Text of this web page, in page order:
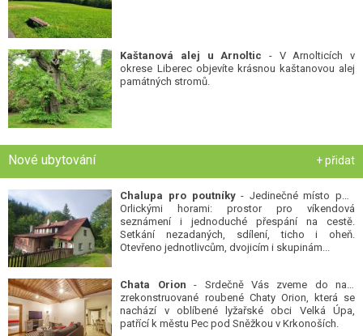
Kaštanová alej u Arnoltic - V Arnolticích v
okrese Liberec objevíte krásnou kaštanovou alej
památných stromů.
Nové ubytování + přidat
Chalupa pro poutníky- Jedinečné místo pod
Orlickými horami: prostor pro víkendová
seznámení i jednoduché přespání na cestě.
Setkání nezadaných, sdílení, ticho i oheň.
Otevřeno jednotlivcům, dvojicím i skupinám...
Chata Orion - Srdečně Vás zveme do naší
zrekonstruované roubené Chaty Orion, která se
nachází v oblíbené lyžařské obci Velká Úpa,
patřící k městu Pec pod Sněžkou v Krkonoších.